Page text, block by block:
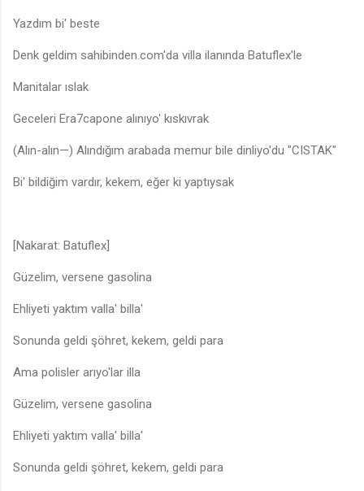
Yazdım bi' beste
Denk geldim sahibinden.com'da villa ilanında Batuflex'le
Manitalar ıslak
Geceleri Era7capone alınıyo' kıskıvrak
(Alın-alın—) Alındığım arabada memur bile dinliyo'du "CISTAK"
Bi' bildiğim vardır, kekem, eğer ki yaptıysak
[Nakarat: Batuflex]
Güzelim, versene gasolina
Ehliyeti yaktım valla' billa'
Sonunda geldi şöhret, kekem, geldi para
Ama polisler arıyo'lar illa
Güzelim, versene gasolina
Ehliyeti yaktım valla' billa'
Sonunda geldi şöhret, kekem, geldi para